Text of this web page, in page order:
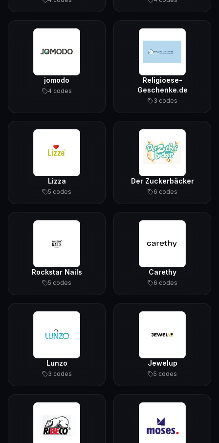
jomodo
4 codes
Religioese-
Geschenke.de
3 codes
Lizza
5 codes
Der Zuckerbäcker
6 codes
Rockstar Nails
5 codes
Carethy
6 codes
Lunzo
3 codes
Jewelup
5 codes